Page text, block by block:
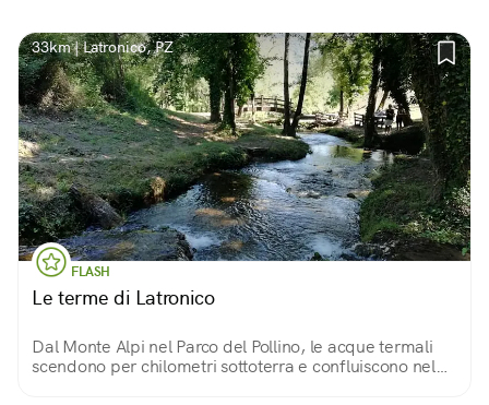
33km | Latronico, PZ
FLASH
Le terme di Latronico
Dal Monte Alpi nel Parco del Pollino, le acque termali
scendono per chilometri sottoterra e confluiscono nel